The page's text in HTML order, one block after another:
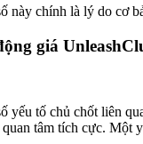
này chính là lý do cơ
giá
tố chủ chốt liên
tâm tích cực.